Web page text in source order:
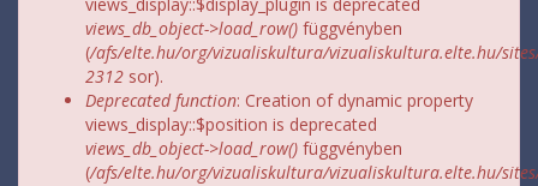
views_db_object->load_row() függvényben
(/afs/elte.hu/org/vizualiskultura/vizualiskultura.elte.hu/
2312 sor).
Deprecated function: Creation of dynamic property
views_display::$position is deprecated
views_db_object->load_row() függvényben
(/afs/elte.hu/org/vizualiskultura/vizualiskultura.elte.hu/